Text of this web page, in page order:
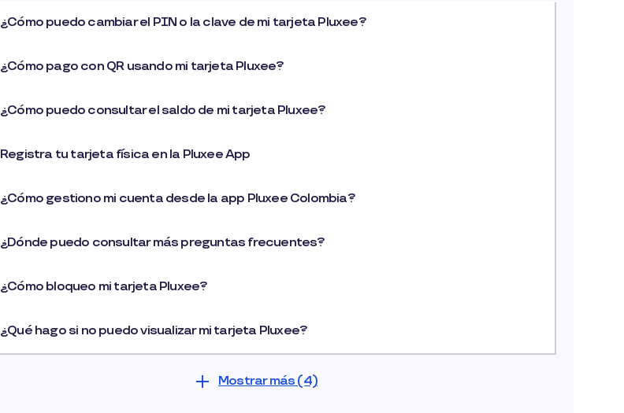
¿Cómo puedo cambiar el PIN o la clave de mi tarjeta Pluxee?
¿Cómo pago con QR usando mi tarjeta Pluxee?
¿Cómo puedo consultar el saldo de mi tarjeta Pluxee?
Registra tu tarjeta física en la Pluxee App
¿Cómo gestiono mi cuenta desde la app Pluxee Colombia?
¿Dónde puedo consultar más preguntas frecuentes?
¿Cómo bloqueo mi tarjeta Pluxee?
¿Qué hago si no puedo visualizar mi tarjeta Pluxee?
Mostrar más (4)